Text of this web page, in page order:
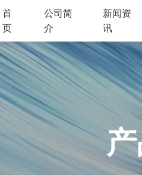
首
页
公司简
介
新闻资
讯